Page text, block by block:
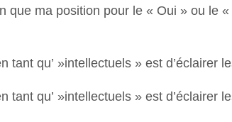
que ma position pour le « Oui » ou le
tant qu’ »intellectuels » est d’éclairer
tant qu’ »intellectuels » est d’éclairer